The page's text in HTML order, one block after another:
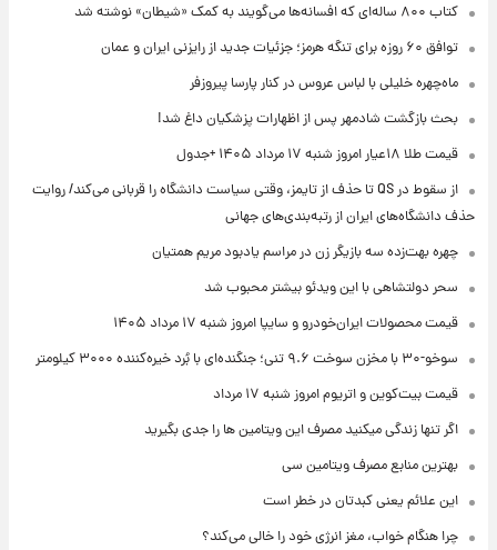
کتاب ۸۰۰ ساله‌ای که افسانه‌ها می‌گویند به کمک «شیطان» نوشته شد
توافق ۶۰ روزه برای تنگه هرمز؛ جزئیات جدید از رایزنی ایران و عمان
ماه‌چهره خلیلی با لباس عروس در کنار پارسا پیروزفر
بحث بازگشت شادمهر پس از اظهارات پزشکیان داغ شد!
قیمت طلا ۱۸عیار امروز شنبه ۱۷ مرداد ۱۴۰۵ +جدول
از سقوط در QS تا حذف از تایمز، وقتی سیاست دانشگاه را قربانی می‌کند/ روایت
حذف دانشگاه‌های ایران از رتبه‌بندی‌های جهانی
چهره بهت‌زده سه بازیگر زن در مراسم یادبود مریم همتیان
سحر دولتشاهی با این ویدئو بیشتر محبوب شد
قیمت محصولات ایران‌خودرو و سایپا امروز شنبه ۱۷ مرداد ۱۴۰۵
سوخو-۳۰ با مخزن سوخت ۹.۶ تنی؛ جنگنده‌ای با بُرد خیره‌کننده ۳۰۰۰ کیلومتر
قیمت بیت‌کوین و اتریوم امروز شنبه ۱۷ مرداد
اگر تنها زندگی میکنید مصرف این ویتامین ها را جدی بگیرید
بهترین منابع مصرف ویتامین سی
این علائم یعنی کبدتان در خطر است
چرا هنگام خواب، مغز انرژی خود را خالی می‌کند؟